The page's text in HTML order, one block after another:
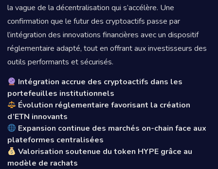
la vague de la décentralisation qui s’accélère. Une
confirmation que le futur des cryptoactifs passe par
l’intégration des innovations financières avec un dispositif
réglementaire adapté, tout en offrant aux investisseurs des
outils performants et sécurisés.
Intégration accrue des cryptoactifs dans les
portefeuilles institutionnels
Évolution réglementaire favorisant la création
d’ETN innovants
Expansion continue des marchés on-chain face aux
plateformes centralisées
Valorisation soutenue du token HYPE grâce au
modèle de rachats